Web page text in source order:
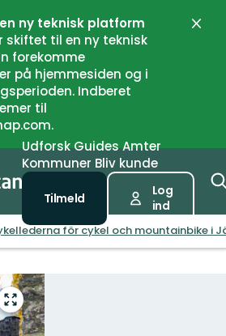
ny teknisk platform
til en ny teknisk
forekomme
på hjemmesiden og i
Indberet
til
Luk
UdforskGuidesAmter
Kommuner Bliv kunde
Tilmeld
Log
ind
för cykel och mountainbike i
Gå
til